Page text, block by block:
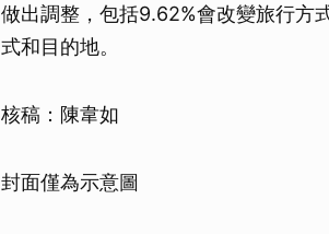
做出調整，包括9.62%會改變旅行方
式和目的地。
核稿：陳韋如
封面僅為示意圖